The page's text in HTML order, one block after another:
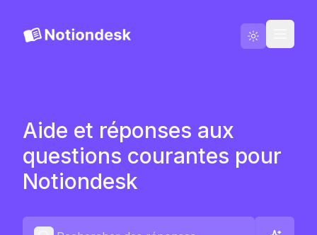
Français
Contactez-nous
Aide et réponses aux
questions courantes pour
Notiondesk